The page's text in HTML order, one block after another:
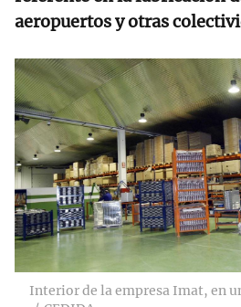
aeropuertos y otras
Interior de la empresa Imat, en